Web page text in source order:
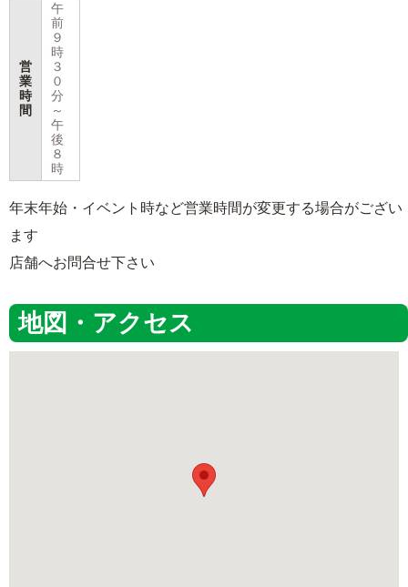
営
業
時
間
午
前
９
時
３
０
分
～
午
後
８
時
年末年始・イベント時など営業時間が変更する場合がござい
ます
店舗へお問合せ下さい
地図・アクセス